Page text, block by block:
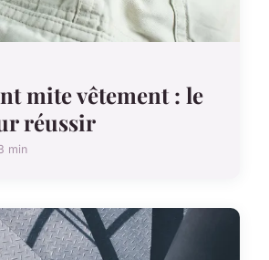
mite vêtement : le
réussir
min